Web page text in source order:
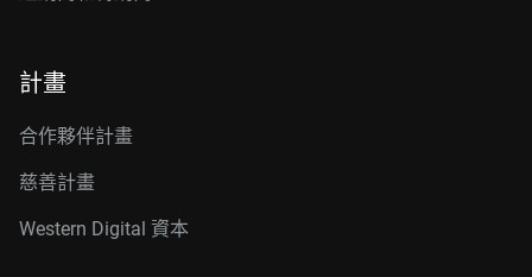
計畫
合作夥伴計畫
慈善計畫
Western Digital 資本